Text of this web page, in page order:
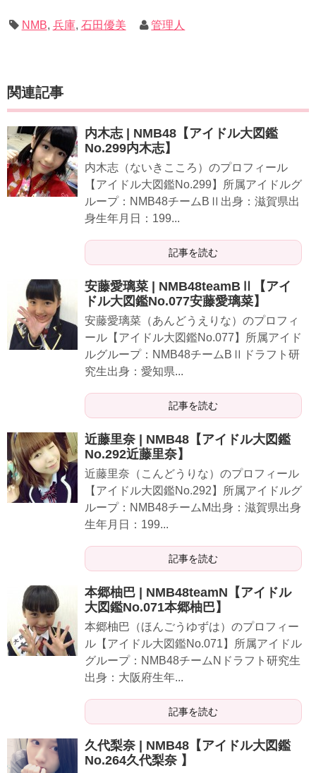
NMB, 兵庫, 石田優美 管理人
関連記事
内木志 | NMB48【アイドル大図鑑
No.299内木志】
内木志（ないきこころ）のプロフィール
【アイドル大図鑑No.299】所属アイドルグ
ループ：NMB48チームBⅡ出身：滋賀県出
身生年月日：199...
記事を読む
安藤愛璃菜 | NMB48teamBⅡ【アイ
ドル大図鑑No.077安藤愛璃菜】
安藤愛璃菜（あんどうえりな）のプロフィ
ール【アイドル大図鑑No.077】所属アイド
ルグループ：NMB48チームBⅡドラフト研
究生出身：愛知県...
記事を読む
近藤里奈 | NMB48【アイドル大図鑑
No.292近藤里奈】
近藤里奈（こんどうりな）のプロフィール
【アイドル大図鑑No.292】所属アイドルグ
ループ：NMB48チームM出身：滋賀県出身
生年月日：199...
記事を読む
本郷柚巴 | NMB48teamN【アイドル
大図鑑No.071本郷柚巴】
本郷柚巴（ほんごうゆずは）のプロフィー
ル【アイドル大図鑑No.071】所属アイドル
グループ：NMB48チームNドラフト研究生
出身：大阪府生年...
記事を読む
久代梨奈 | NMB48【アイドル大図鑑
No.264久代梨奈 】